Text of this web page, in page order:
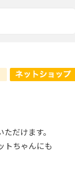
だけます。
トちゃんにも